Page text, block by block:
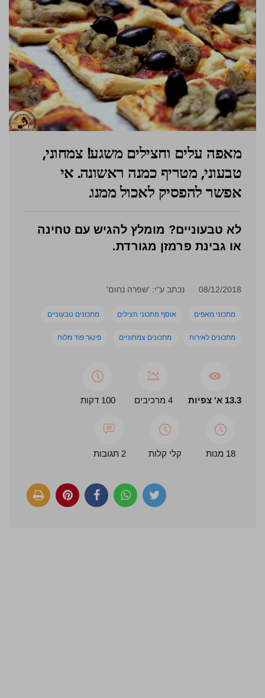
מאפה עלים וחצילים משגע! צמחוני,
טבעוני, מטריף כמנה ראשונה. אי
אפשר להפסיק לאכול ממנו.
לא טבעוניים? מומלץ להגיש עם טחינה
או גבינת פרמזן מגורדת.
08/12/2018 נכתב ע"י: 'שפרה נחום'
מתכוני מאפים אוסף מתכוני חצילים מתכונים טבעוניים
מתכונים לאירוח מתכונים צמחוניים פינגר פוד מלוח
13.3 א' צפיות 4 מרכיבים 100 דקות
18 מנות קלי קלות 2 תגובות